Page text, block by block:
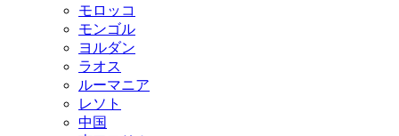
モロッコ
モンゴル
ヨルダン
ラオス
ルーマニア
レソト
中国